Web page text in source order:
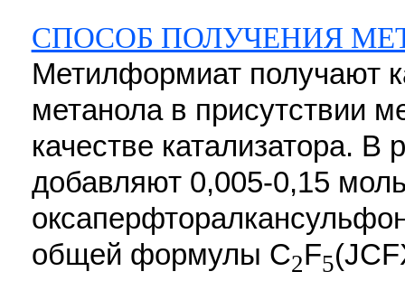
СПОСОБ ПОЛУЧЕНИЯ
Метилформиат получают
метанола в присутствии
качестве катализатора. В
добавляют 0,005-0,15
общей формулы C2F5